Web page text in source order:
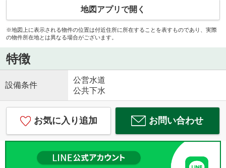
地図アプリで開く
※地図上に表示される物件の位置は付近住所に所在することを表すものであり、実際
の物件所在地とは異なる場合がございます。
特徴
設備条件
公営水道
公共下水
お気に入り追加 お問い合わせ